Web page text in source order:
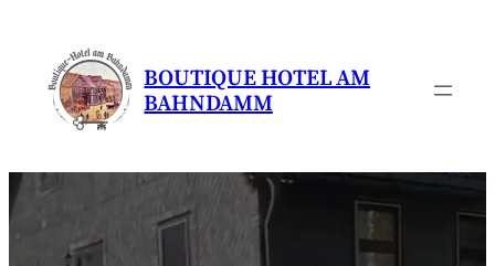
springen
BOUTIQUE HOTEL AM
BAHNDAMM